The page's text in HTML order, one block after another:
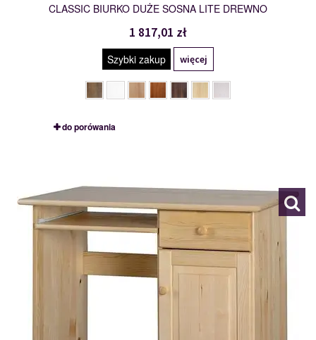
CLASSIC BIURKO DUŻE SOSNA LITE DREWNO
1 817,01 zł
Szybki zakup więcej
do porówania